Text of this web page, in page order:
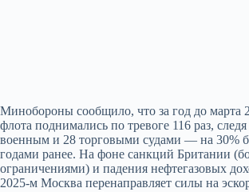
Минобороны сообщило, что за год до марта
флота поднимались по тревоге 116 раз,
военным и 28 торговыми судами — на 30%
годами ранее. На фоне санкций Британии
ограничениями) и падения нефтегазовых
2025-м Москва перенаправляет силы на